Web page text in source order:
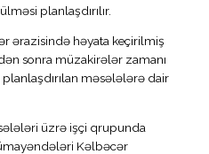
planlaşdırılır.
ərazisində həyata keçirilmiş
sonra müzakirələr zamanı
məsələlərə dair
üzrə işçi qrupunda
Kəlbəcər